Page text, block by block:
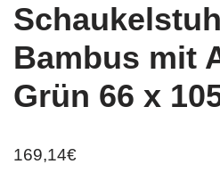
Bambus mit
Grün 66 x
169,14€